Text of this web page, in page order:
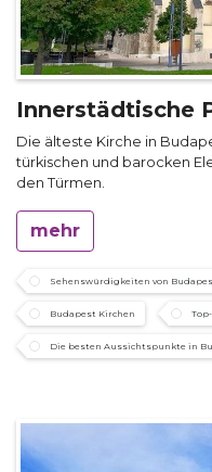
Innerstädtische
Die älteste Kirche in
türkischen und barocken
den Türmen.
mehr
Sehenswürdigkeiten von
Budapest Kirchen
Die besten Aussichtspunkte in